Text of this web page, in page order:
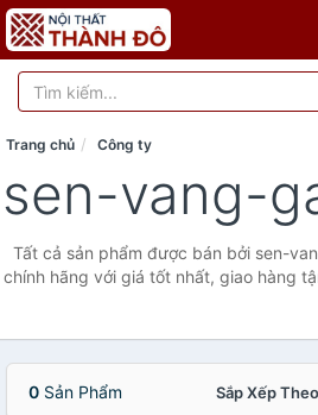
Trang chủ Công ty
sen-vang-
Tất cả sản phẩm được bán bởi sen-
chính hãng với giá tốt nhất, giao hàng
0 Sản Phẩm Sắp Xếp Theo